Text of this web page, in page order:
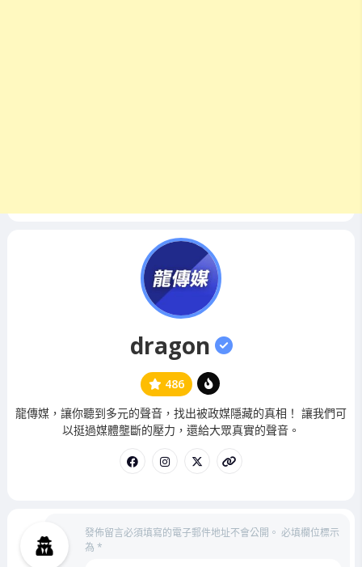
dragon
486
管
理
龍傳媒，讓你聽到多元的聲音，找出被政媒隱藏的真相！ 讓我們可
以挺過媒體壟斷的壓力，還給大眾真實的聲音。
發佈留言必須填寫的電子郵件地址不會公開。 必填欄位標示
為 *